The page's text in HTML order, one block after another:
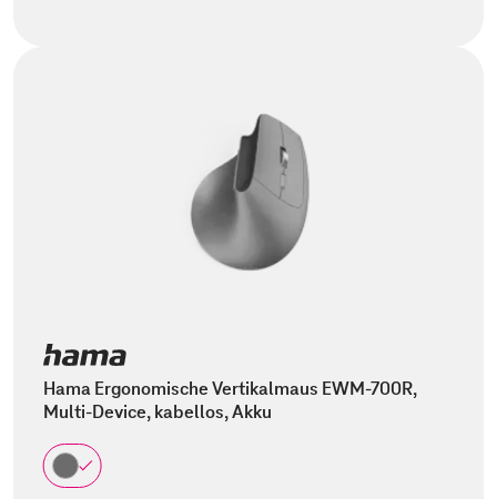
Hama Ergonomische Vertikalmaus EWM-700R,
Multi-Device, kabellos, Akku